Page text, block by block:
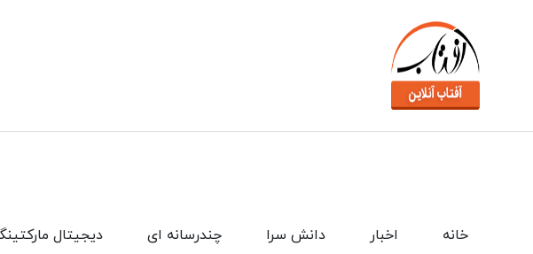
دیجیتال چندرسانه ای دانش سرا اخبار خانه